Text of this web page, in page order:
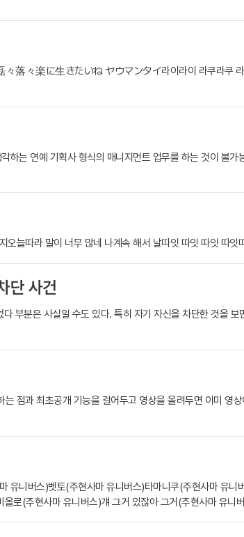
々落々楽に生きたいね ヤウマンタイ라이라이 라쿠라
하는 연예 기획사 형식의 매니지먼트 업무를 하는 것이
늘따라 말이 너무 많네 나계속 해서 날따잇 따잇 따잇 따
단 사건
부분은 사실일 수도 있다. 특히 자기 자신을 차단한 것을
점과 최초공개 기능을 걸어두고 영상을 올려두면 이미
유니버스)벳토(주현사마 유니버스)타마니쿠(주현사마 유
로(주현사마 유니버스)걔 그거 있잖아 그거(주현사마 유니